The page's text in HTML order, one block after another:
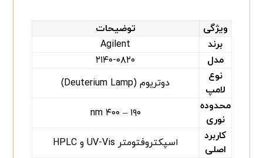
ویژگی
توضیحات
برند
Agilent
مدل
۲۱۴۰-۰۸۲۰
نوع
لامپ
دوتریوم (Deuterium Lamp)
محدوده
نوری
۱۹۰ – ۴۰۰ nm
کاربرد
اصلی
اسپکتروفتومتر UV-Vis و HPLC